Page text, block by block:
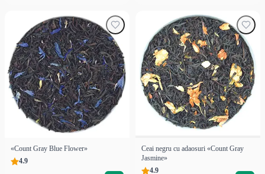
«Count Gray Blue Flower»
4.9
Ceai negru cu adaosuri «Count Gray
Jasmine»
4.9